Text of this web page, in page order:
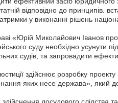
відповідно до принципів.
у виконанні рішень
«Юрій Миколайович Іванов
суду необхідно усунути
судів, та запровадити
здійснює розробку
яких несе держава», який